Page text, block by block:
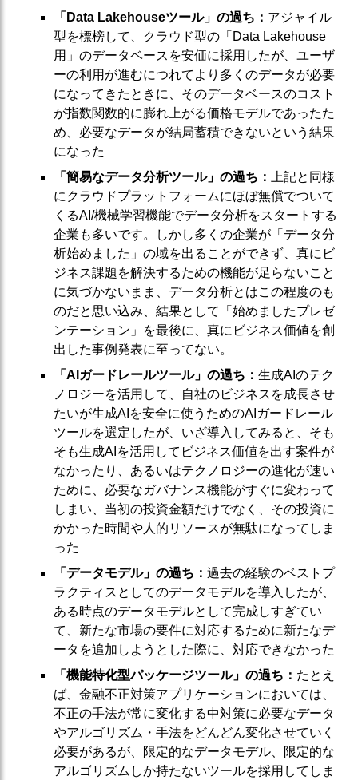
「Data Lakehouseツール」の過ち： アジャイル
型を標榜して、クラウド型の「Data Lakehouse
用」のデータベースを安価に採用したが、ユーザ
ーの利用が進むにつれてより多くのデータが必要
になってきたときに、そのデータベースのコスト
が指数関数的に膨れ上がる価格モデルであったた
め、必要なデータが結局蓄積できないという結果
になった
「簡易なデータ分析ツール」の過ち：
上記と同様
にクラウドプラットフォームにほぼ無償でついて
くるAI/機械学習機能でデータ分析をスタートする
企業も多いです。しかし多くの企業が「データ分
析始めました」の域を出ることができず、真にビ
ジネス課題を解決するための機能が足らないこと
に気づかないまま、データ分析とはこの程度のも
のだと思い込み、結果として「始めましたプレゼ
ンテーション」を最後に、真にビジネス価値を創
出した事例発表に至ってない。
「AIガードレールツール」の過ち： 生成AIのテク
ノロジーを活用して、自社のビジネスを成長させ
たいが生成AIを安全に使うためのAIガードレール
ツールを選定したが、いざ導入してみると、そも
そも生成AIを活用してビジネス価値を出す案件が
なかったり、あるいはテクノロジーの進化が速い
ために、必要なガバナンス機能がすぐに変わって
しまい、当初の投資金額だけでなく、その投資に
かかった時間や人的リソースが無駄になってしま
った
「データモデル」の過ち： 過去の経験のベストプ
ラクティスとしてのデータモデルを導入したが、
ある時点のデータモデルとして完成しすぎてい
て、新たな市場の要件に対応するために新たなデ
ータを追加しようとした際に、対応できなかった
「機能特化型パッケージツール」の過ち： たとえ
ば、金融不正対策アプリケーションにおいては、
不正の手法が常に変化する中対策に必要なデータ
やアルゴリズム・手法をどんどん変化させていく
必要があるが、限定的なデータモデル、限定的な
アルゴリズムしか持たないツールを採用してしま